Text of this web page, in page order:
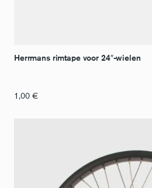
Herrmans rimtape voor 24″-wielen
1,00 €